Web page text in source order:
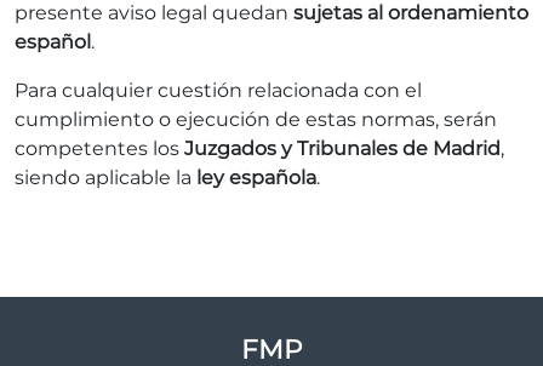
presente aviso legal quedan sujetas al ordenamiento
español.
Para cualquier cuestión relacionada con el
cumplimiento o ejecución de estas normas, serán
competentes los Juzgados y Tribunales de Madrid,
siendo aplicable la ley española.
FMP